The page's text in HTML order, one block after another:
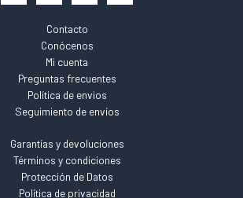
Contacto
Conócenos
Mi cuenta
Preguntas frecuentes
Política de envios
Seguimiento de envíos
Garantías y devoluciones
Términos y condiciones
Protección de Datos
Política de privacidad